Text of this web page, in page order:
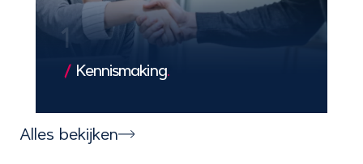
1
Kennismaking.
een exclusieve en succesvolle
Alles bekijken